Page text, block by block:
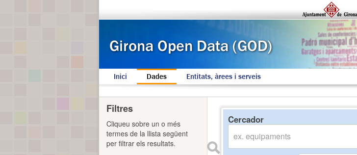
Inici Dades Entitats, àrees i serveis
Cercador
Filtres
Cliqueu sobre un o més
termes de la llista següent
per filtrar els resultats.